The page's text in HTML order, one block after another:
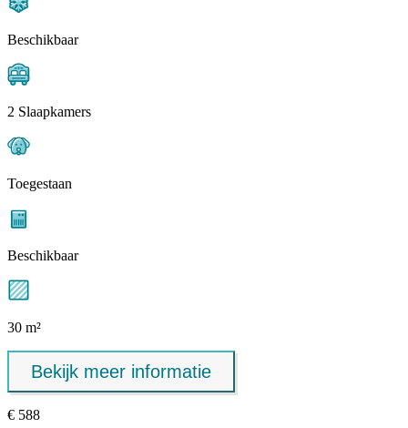
Beschikbaar
2 Slaapkamers
Toegestaan
Beschikbaar
30 m²
Bekijk meer informatie
€ 588